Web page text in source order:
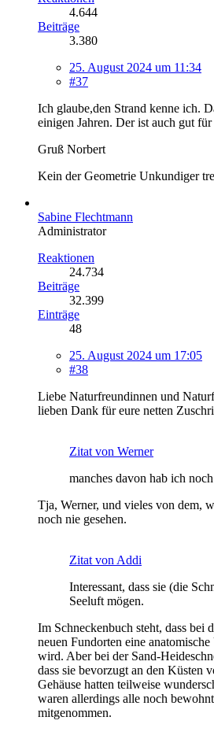
4.644
Beiträge
3.380
25. August 2024 um 11:34
#37
Ich glaube,den Strand kenne ich.
einigen Jahren. Der ist auch gut
Gruß Norbert
Kein der Geometrie Unkundiger
Sabine Flechtmann
Administrator
Reaktionen
24.734
Beiträge
32.399
Einträge
48
25. August 2024 um 17:05
#38
Liebe Naturfreundinnen und
lieben Dank für eure netten
Zitat von Werner
manches davon hab ich
Tja, Werner, und vieles von dem,
noch nie gesehen.
Zitat von Addi
Interessant, dass sie (die
Seeluft mögen.
Im Schneckenbuch steht, dass bei
neuen Fundorten eine
wird. Aber bei der Sand-
dass sie bevorzugt an den Küsten
Gehäuse hatten teilweise
waren allerdings alle noch
mitgenommen.